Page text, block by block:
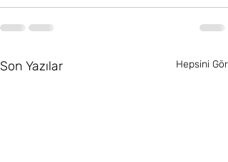
Son Yazılar Hepsini Gör